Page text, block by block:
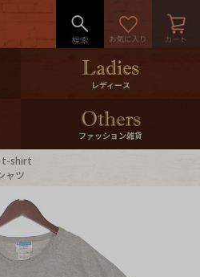
10％Offクーポンプレゼン
0ffクーポンプレゼント
マイページ
International Shipping
レディース
ファッション雑貨
t-shirt
ャツ